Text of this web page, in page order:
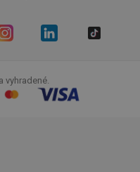
vyhradené.